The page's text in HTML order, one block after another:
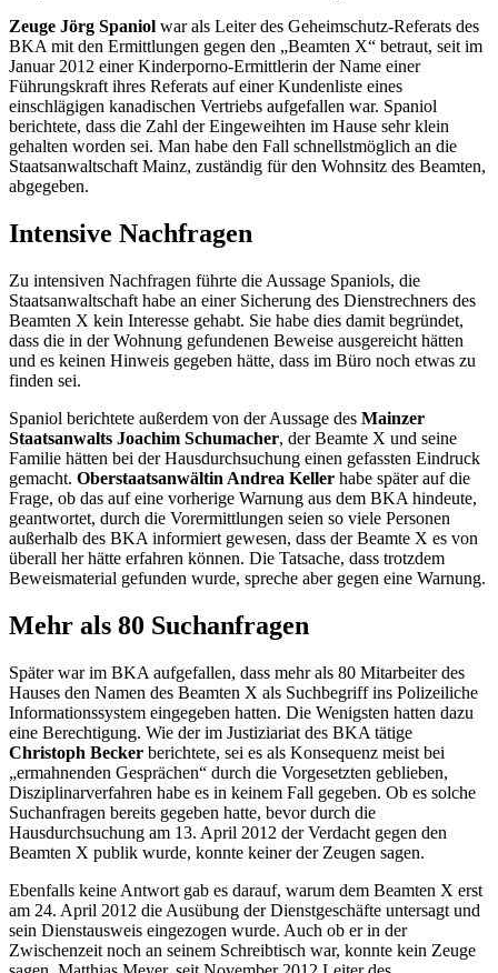
Zeuge Jörg Spaniol war als Leiter des Geheimschutz-Referats des
BKA mit den Ermittlungen gegen den „Beamten X“ betraut, seit im
Januar 2012 einer Kinderporno-Ermittlerin der Name einer
Führungskraft ihres Referats auf einer Kundenliste eines
einschlägigen kanadischen Vertriebs aufgefallen war. Spaniol
berichtete, dass die Zahl der Eingeweihten im Hause sehr klein
gehalten worden sei. Man habe den Fall schnellstmöglich an die
Staatsanwaltschaft Mainz, zuständig für den Wohnsitz des Beamten,
abgegeben.
Intensive Nachfragen
Zu intensiven Nachfragen führte die Aussage Spaniols, die
Staatsanwaltschaft habe an einer Sicherung des Dienstrechners des
Beamten X kein Interesse gehabt. Sie habe dies damit begründet,
dass die in der Wohnung gefundenen Beweise ausgereicht hätten
und es keinen Hinweis gegeben hätte, dass im Büro noch etwas zu
finden sei.
Spaniol berichtete außerdem von der Aussage des Mainzer
Staatsanwalts Joachim Schumacher, der Beamte X und seine
Familie hätten bei der Hausdurchsuchung einen gefassten Eindruck
gemacht. Oberstaatsanwältin Andrea Keller habe später auf die
Frage, ob das auf eine vorherige Warnung aus dem BKA hindeute,
geantwortet, durch die Vorermittlungen seien so viele Personen
außerhalb des BKA informiert gewesen, dass der Beamte X es von
überall her hätte erfahren können. Die Tatsache, dass trotzdem
Beweismaterial gefunden wurde, spreche aber gegen eine Warnung.
Mehr als 80 Suchanfragen
Später war im BKA aufgefallen, dass mehr als 80 Mitarbeiter des
Hauses den Namen des Beamten X als Suchbegriff ins Polizeiliche
Informationssystem eingegeben hatten. Die Wenigsten hatten dazu
eine Berechtigung. Wie der im Justiziariat des BKA tätige
Christoph Becker berichtete, sei es als Konsequenz meist bei
„ermahnenden Gesprächen“ durch die Vorgesetzten geblieben,
Disziplinarverfahren habe es in keinem Fall gegeben. Ob es solche
Suchanfragen bereits gegeben hatte, bevor durch die
Hausdurchsuchung am 13. April 2012 der Verdacht gegen den
Beamten X publik wurde, konnte keiner der Zeugen sagen.
Ebenfalls keine Antwort gab es darauf, warum dem Beamten X erst
am 24. April 2012 die Ausübung der Dienstgeschäfte untersagt und
sein Dienstausweis eingezogen wurde. Auch ob er in der
Zwischenzeit noch an seinem Schreibtisch war, konnte kein Zeuge